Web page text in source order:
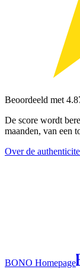
Beoordeeld met
De score wordt
maanden, van een
Over de
BONO Homepage